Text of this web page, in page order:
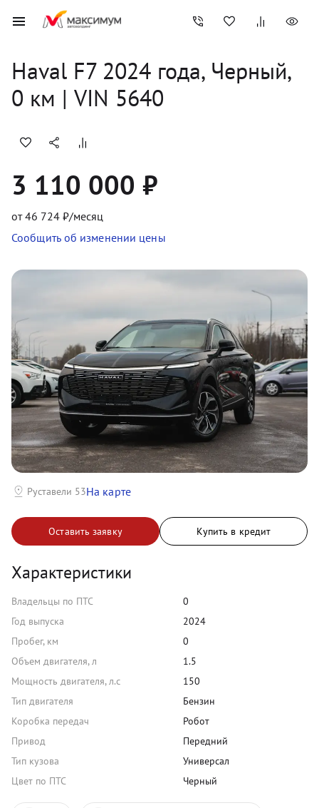
Haval F7 2024 года, Черный,
0 км | VIN 5640
3 110 000 ₽
от46 724 ₽/месяц
Сообщить об изменении цены
Оставить заявку Купить в кредит
Характеристики
Владельцы по ПТС
0
Год выпуска
2024
Пробег, км
0
Объем двигателя, л
1.5
Мощность двигателя, л.с
150
Тип двигателя
Бензин
Коробка передач
Робот
Привод
Передний
Тип кузова
Универсал
Цвет по ПТС
Черный
Руставели 53На карте